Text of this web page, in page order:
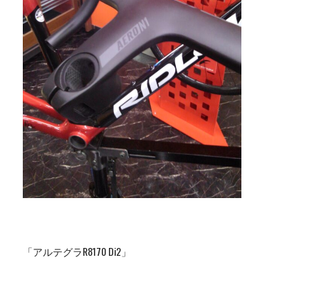
「アルテグラR8170 Di2」